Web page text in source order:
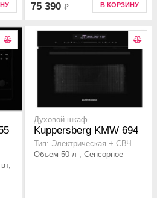
75 390 ₽ В КОРЗИНУ
Духовой шкаф
Kuppersberg KMW 694
Тип: Электрическая + СВЧ
Объем 50 л , Сенсорное